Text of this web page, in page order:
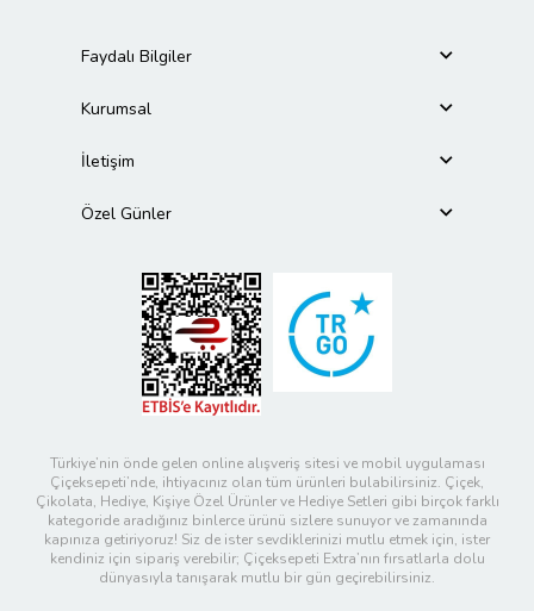
Faydalı Bilgiler
Kurumsal
İletişim
Özel Günler
Türkiye’nin önde gelen online alışveriş sitesi ve mobil uygulaması
Çiçeksepeti’nde, ihtiyacınız olan tüm ürünleri bulabilirsiniz. Çiçek,
Çikolata, Hediye, Kişiye Özel Ürünler ve Hediye Setleri gibi birçok farklı
kategoride aradığınız binlerce ürünü sizlere sunuyor ve zamanında
kapınıza getiriyoruz! Siz de ister sevdiklerinizi mutlu etmek için, ister
kendiniz için sipariş verebilir; Çiçeksepeti Extra’nın fırsatlarla dolu
dünyasıyla tanışarak mutlu bir gün geçirebilirsiniz.